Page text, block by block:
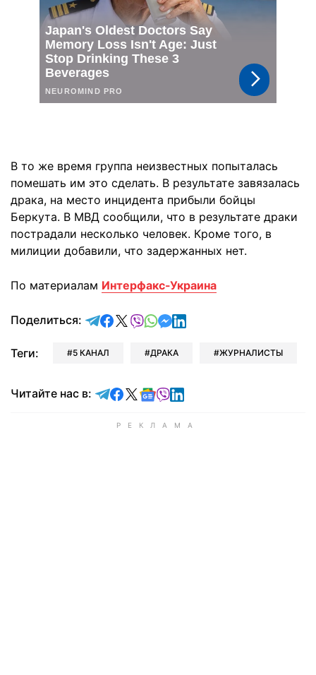
В то же время группа неизвестных попыталась
помешать им это сделать. В результате завязалась
драка, на место инцидента прибыли бойцы
Беркута. В МВД сообщили, что в результате драки
пострадали несколько человек. Кроме того, в
милиции добавили, что задержанных нет.
По материалам Интерфакс-Украина
Поделиться: отправить в Telegram
поделиться в Facebook
поделиться в X
отправить в Viber
отправить в Whatsapp
отправить в Messenger
отправить в LinkedIn
Теги: 5 КАНАЛ ДРАКА ЖУРНАЛИСТЫ
Читайте нас в: Читайте в Telegram
Читайте в Facebook
Читайте в X
Читайте в Google news
Читайте в Viber
Читайте в LinkedIn